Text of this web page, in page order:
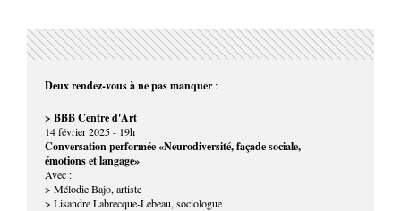
Deux rendez-vous à ne pas manquer :
> BBB Centre d'Art
14 février 2025 - 19h
Conversation performée «Neurodiversité, façade sociale,
émotions et langage»
Avec :
> Mélodie Bajo, artiste
> Lisandre Labrecque-Lebeau, sociologue